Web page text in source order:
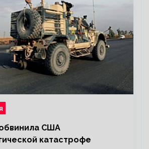
США
катастрофе